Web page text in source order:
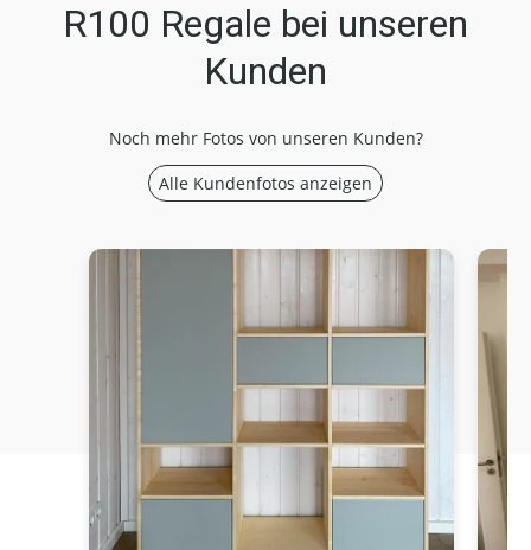
R100 Regale bei unseren
Kunden
Noch mehr Fotos von unseren Kunden?
Alle Kundenfotos anzeigen